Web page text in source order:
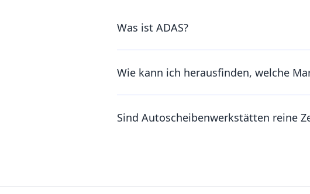
Was ist ADAS?
Wie kann ich herausfinden, welche
Sind Autoscheibenwerkstätten reine